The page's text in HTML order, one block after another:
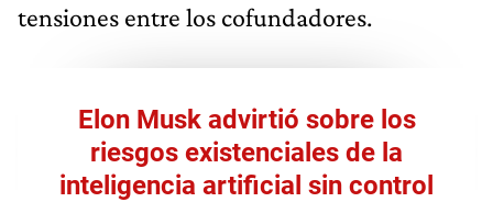
tensiones entre los cofundadores.
Elon Musk advirtió sobre los
riesgos existenciales de la
inteligencia artificial sin control